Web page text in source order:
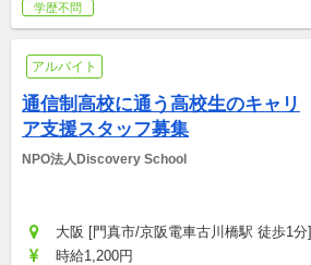
学歴不問
アルバイト
通信制高校に通う高校生のキャリ
ア支援スタッフ募集
NPO法人Discovery School
大阪 [門真市/京阪電車古川橋駅 徒歩1分]
時給1,200円